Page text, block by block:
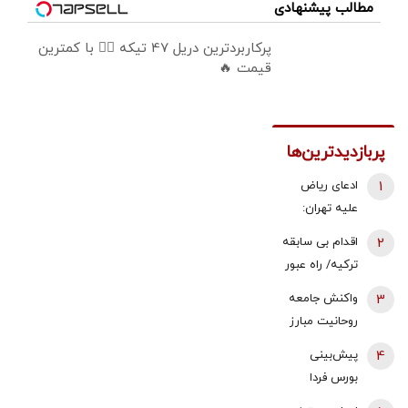
مطالب پیشنهادی
پرکاربردترین دریل 47 تیکه 👈🏻 با کمترین
قیمت 🔥
پربازدیدترین‌ها
ادعای ریاض
علیه تهران:
حمله به
نفتکش اماراتی
است
1
اقدام بی سابقه
ترکیه/ راه عبور
2
واکنش جامعه
روحانیت مبارز
خرازی: اظهارات
باقر خرازی نه
3
پیش‌بینی
بورس فردا
4